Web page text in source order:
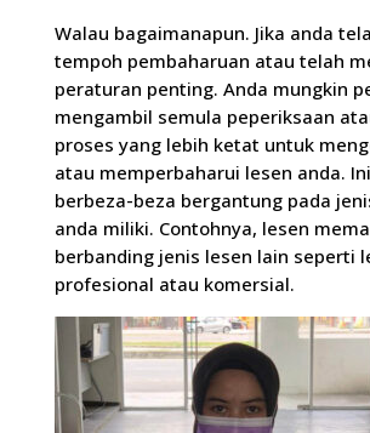
Walau bagaimanapun. Jika anda
tempoh pembaharuan atau telah
peraturan penting. Anda mungkin
mengambil semula peperiksaan
proses yang lebih ketat untuk
atau memperbaharui lesen anda.
berbeza-beza bergantung pada
anda miliki. Contohnya, lesen
berbanding jenis lesen lain seperti
profesional atau komersial.